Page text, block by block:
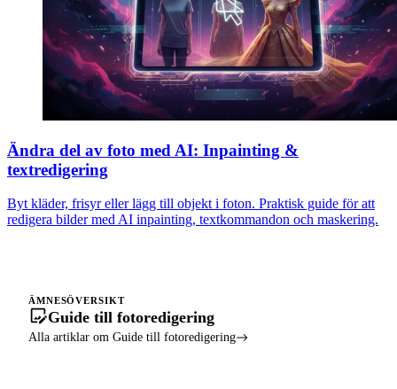
Ändra del av foto med AI: Inpainting &
textredigering
Byt kläder, frisyr eller lägg till objekt i foton. Praktisk guide för att
redigera bilder med AI inpainting, textkommandon och maskering.
ÄMNESÖVERSIKT
Guide till fotoredigering
Alla artiklar om Guide till fotoredigering